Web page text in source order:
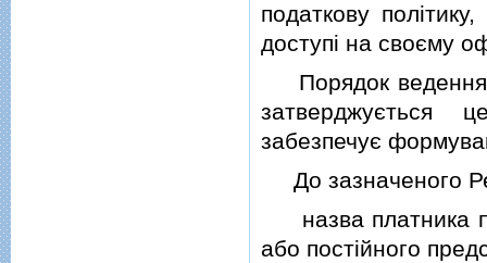
податкову
доступi на своєму
Порядок ведення
затверджується
забезпечує
До зазначеного
назва платника
або постiйного